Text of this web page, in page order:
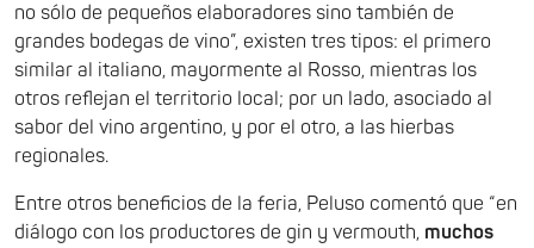
no sólo de pequeños elaboradores sino también de
grandes bodegas de vino”, existen tres tipos: el primero
similar al italiano, mayormente al Rosso, mientras los
otros reflejan el territorio local; por un lado, asociado al
sabor del vino argentino, y por el otro, a las hierbas
regionales.
Entre otros beneficios de la feria, Peluso comentó que “en
diálogo con los productores de gin y vermouth, muchos